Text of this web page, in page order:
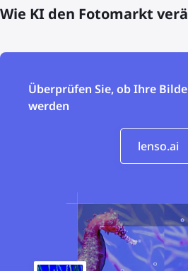
Wie KI den Fotomarkt
Überprüfen Sie, ob Ihre
werden
lenso.ai